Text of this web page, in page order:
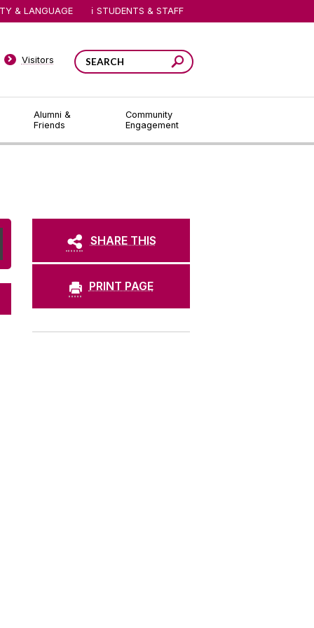
Alumni &
Friends
Community
Engagement
Visitors
& LANGUAGE STUDENTS & STAFF
SHARE THIS
PRINT PAGE